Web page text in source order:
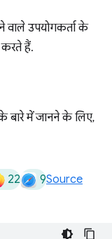
वाले उपयोगकर्ता के
हैं.
में जानने के लिए,
22 9Source